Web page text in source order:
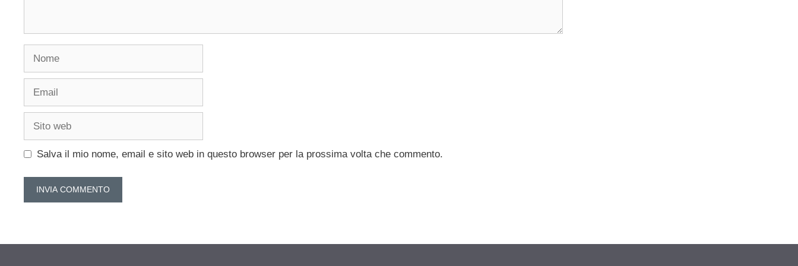
Nome
Email
Sito
Salva il mio nome, email e sito web in questo browser per la prossima volta che commento.